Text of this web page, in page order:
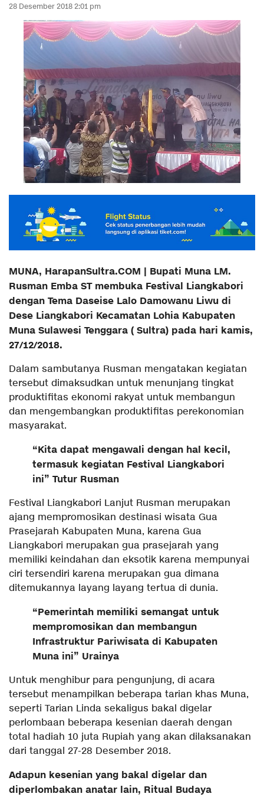
28 Desember 2018 2:01 pm
MUNA, HarapanSultra.COM | Bupati Muna LM.
Rusman Emba ST membuka Festival Liangkabori
dengan Tema Daseise Lalo Damowanu Liwu di
Dese Liangkabori Kecamatan Lohia Kabupaten
Muna Sulawesi Tenggara ( Sultra) pada hari kamis,
27/12/2018.
Dalam sambutanya Rusman mengatakan kegiatan
tersebut dimaksudkan untuk menunjang tingkat
produktifitas ekonomi rakyat untuk membangun
dan mengembangkan produktifitas perekonomian
masyarakat.
“Kita dapat mengawali dengan hal kecil,
termasuk kegiatan Festival Liangkabori
ini” Tutur Rusman
Festival Liangkabori Lanjut Rusman merupakan
ajang mempromosikan destinasi wisata Gua
Prasejarah Kabupaten Muna, karena Gua
Liangkabori merupakan gua prasejarah yang
memiliki keindahan dan eksotik karena mempunyai
ciri tersendiri karena merupakan gua dimana
ditemukannya layang layang tertua di dunia.
“Pemerintah memiliki semangat untuk
mempromosikan dan membangun
Infrastruktur Pariwisata di Kabupaten
Muna ini” Urainya
Untuk menghibur para pengunjung, di acara
tersebut menampilkan beberapa tarian khas Muna,
seperti Tarian Linda sekaligus bakal digelar
perlombaan beberapa kesenian daerah dengan
total hadiah 10 juta Rupiah yang akan dilaksanakan
dari tanggal 27-28 Desember 2018.
Adapun kesenian yang bakal digelar dan
diperlombakan anatar lain, Ritual Budaya